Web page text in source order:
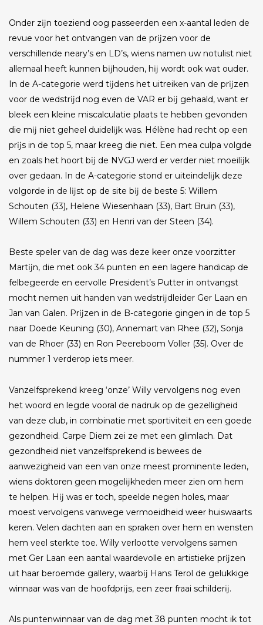
Onder zĳn toeziend oog passeerden een x-aantal leden de
revue voor het ontvangen van de prĳzen voor de
verschillende neary’s en LD’s, wiens namen uw notulist niet
allemaal heeft kunnen bĳhouden, hĳ wordt ook wat ouder.
In de A-categorie werd tĳdens het uitreiken van de prĳzen
voor de wedstrĳd nog even de VAR er bĳ gehaald, want er
bleek een kleine miscalculatie plaats te hebben gevonden
die mĳ niet geheel duidelĳk was. Hélène had recht op een
prĳs in de top 5, maar kreeg die niet. Een mea culpa volgde
en zoals het hoort bĳ de NVGJ werd er verder niet moeilĳk
over gedaan. In de A-categorie stond er uiteindelĳk deze
volgorde in de lĳst op de site bĳ de beste 5: Willem
Schouten (33), Helene Wiesenhaan (33), Bart Bruin (33),
Willem Schouten (33) en Henri van der Steen (34).
Beste speler van de dag was deze keer onze voorzitter
Martĳn, die met ook 34 punten en een lagere handicap de
felbegeerde en eervolle President’s Putter in ontvangst
mocht nemen uit handen van wedstrĳdleider Ger Laan en
Jan van Galen. Prĳzen in de B-categorie gingen in de top 5
naar Doede Keuning (30), Annemart van Rhee (32), Sonja
van de Rhoer (33) en Ron Peereboom Voller (35). Over de
nummer 1 verderop iets meer.
Vanzelfsprekend kreeg ‘onze’ Willy vervolgens nog even
het woord en legde vooral de nadruk op de gezelligheid
van deze club, in combinatie met sportiviteit en een goede
gezondheid. Carpe Diem zei ze met een glimlach. Dat
gezondheid niet vanzelfsprekend is bewees de
aanwezigheid van een van onze meest prominente leden,
wiens doktoren geen mogelĳkheden meer zien om hem
te helpen. Hĳ was er toch, speelde negen holes, maar
moest vervolgens vanwege vermoeidheid weer huiswaarts
keren. Velen dachten aan en spraken over hem en wensten
hem veel sterkte toe. Willy verlootte vervolgens samen
met Ger Laan een aantal waardevolle en artistieke prĳzen
uit haar beroemde gallery, waarbĳ Hans Terol de gelukkige
winnaar was van de hoofdprĳs, een zeer fraai schilderĳ.
Als puntenwinnaar van de dag met 38 punten mocht ik tot